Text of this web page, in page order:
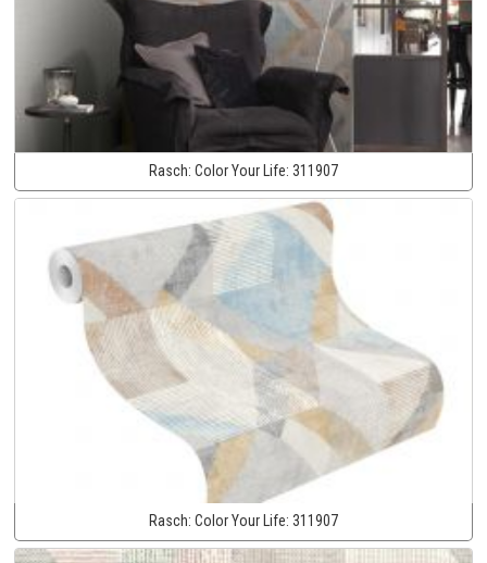
Rasch: Color Your Life: 311907
Rasch: Color Your Life: 311907